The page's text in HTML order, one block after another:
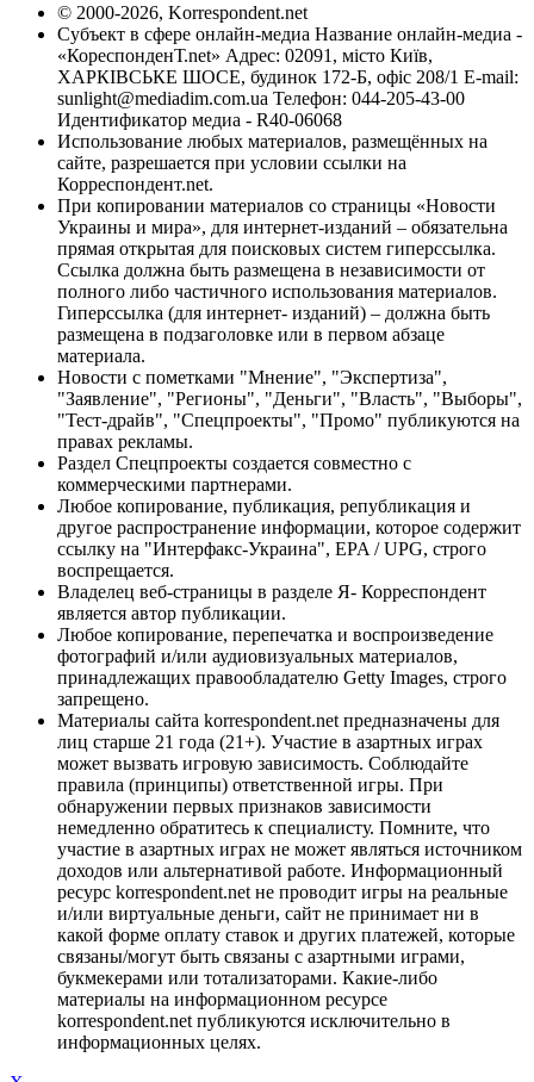
© 2000-2026, Korrespondent.net
Субъект в сфере онлайн-медиа Название онлайн-медиа -
«КореспонденТ.net» Адрес: 02091, місто Київ,
ХАРКІВСЬКЕ ШОСЕ, будинок 172-Б, офіс 208/1 E-mail:
sunlight@mediadim.com.ua Телефон: 044-205-43-00
Идентификатор медиа - R40-06068
Использование любых материалов, размещённых на
сайте, разрешается при условии ссылки на
Корреспондент.net.
При копировании материалов со страницы «Новости
Украины и мира», для интернет-изданий – обязательна
прямая открытая для поисковых систем гиперссылка.
Ссылка должна быть размещена в независимости от
полного либо частичного использования материалов.
Гиперссылка (для интернет- изданий) – должна быть
размещена в подзаголовке или в первом абзаце
материала.
Новости с пометками "Мнение", "Экспертиза",
"Заявление", "Регионы", "Деньги", "Власть", "Выборы",
"Тест-драйв", "Спецпроекты", "Промо" публикуются на
правах рекламы.
Раздел Спецпроекты создается совместно с
коммерческими партнерами.
Любое копирование, публикация, републикация и
другое распространение информации, которое содержит
ссылку на "Интерфакс-Украина", EPA / UPG, строго
воспрещается.
Владелец веб-страницы в разделе Я- Корреспондент
является автор публикации.
Любое копирование, перепечатка и воспроизведение
фотографий и/или аудиовизуальных материалов,
принадлежащих правообладателю Getty Images, строго
запрещено.
Материалы сайта korrespondent.net предназначены для
лиц старше 21 года (21+). Участие в азартных играх
может вызвать игровую зависимость. Соблюдайте
правила (принципы) ответственной игры. При
обнаружении первых признаков зависимости
немедленно обратитесь к специалисту. Помните, что
участие в азартных играх не может являться источником
доходов или альтернативой работе. Информационный
ресурс korrespondent.net не проводит игры на реальные
и/или виртуальные деньги, сайт не принимает ни в
какой форме оплату ставок и других платежей, которые
связаны/могут быть связаны с азартными играми,
букмекерами или тотализаторами. Какие-либо
материалы на информационном ресурсе
korrespondent.net публикуются исключительно в
информационных целях.